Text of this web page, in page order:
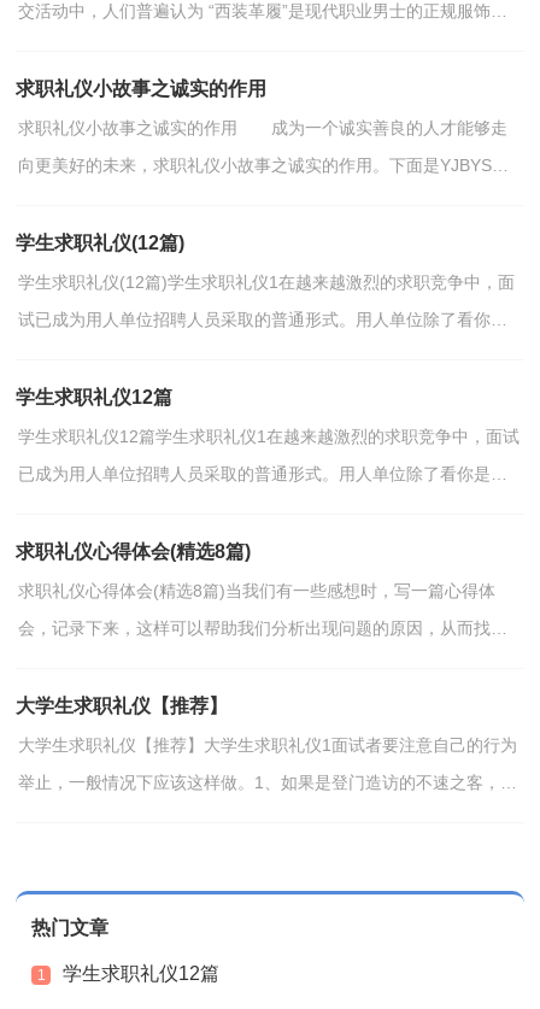
交活动中，人们普遍认为 “西装革履”是现代职业男士的正规服饰，
求职礼仪小故事之诚实的作用
求职礼仪小故事之诚实的作用 成为一个诚实善良的人才能够走
向更美好的未来，求职礼仪小故事之诚实的作用。下面是YJBYS小
学生求职礼仪(12篇)
学生求职礼仪(12篇)学生求职礼仪1在越来越激烈的求职竞争中，面
试已成为用人单位招聘人员采取的普通形式。用人单位除了看你是
学生求职礼仪12篇
学生求职礼仪12篇学生求职礼仪1在越来越激烈的求职竞争中，面试
已成为用人单位招聘人员采取的普通形式。用人单位除了看你是否
求职礼仪心得体会(精选8篇)
求职礼仪心得体会(精选8篇)当我们有一些感想时，写一篇心得体
会，记录下来，这样可以帮助我们分析出现问题的原因，从而找出
大学生求职礼仪【推荐】
大学生求职礼仪【推荐】大学生求职礼仪1面试者要注意自己的行为
举止，一般情况下应该这样做。1、如果是登门造访的不速之客，则
热门文章
1 学生求职礼仪12篇